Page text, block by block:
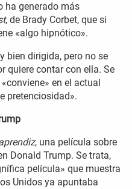
ha generado más
, de Brady Corbet, que si
«algo hipnótico».
bien dirigida, pero no se
quiere contar con ella. Se
en el actual
pretenciosidad».
, una película sobre
Donald Trump. Se trata,
película» que muestra
Unidos ya apuntaba